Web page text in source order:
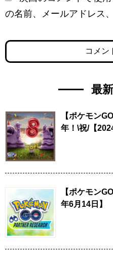
の名前、メールアドレス
最
【ポケモン
年！\祝/【
【ポケモン
年6月14日】